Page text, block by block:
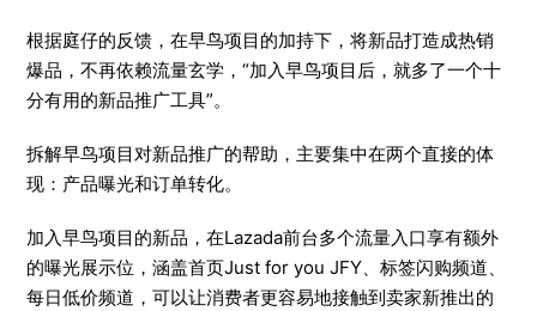
根据庭仔的反馈，在早鸟项目的加持下，将新品打造成热销
爆品，不再依赖流量玄学，“加入早鸟项目后，就多了一个十
分有用的新品推广工具”。
拆解早鸟项目对新品推广的帮助，主要集中在两个直接的体
现：产品曝光和订单转化。
加入早鸟项目的新品，在Lazada前台多个流量入口享有额外
的曝光展示位，涵盖首页Just for you JFY、标签闪购频道、
每日低价频道，可以让消费者更容易地接触到卖家新推出的